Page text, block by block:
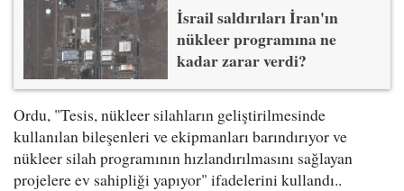
İsrail saldırıları İran'ın
nükleer programına ne
kadar zarar verdi?
Ordu, "Tesis, nükleer silahların geliştirilmesinde
kullanılan bileşenleri ve ekipmanları barındırıyor ve
nükleer silah programının hızlandırılmasını sağlayan
projelere ev sahipliği yapıyor" ifadelerini kullandı..